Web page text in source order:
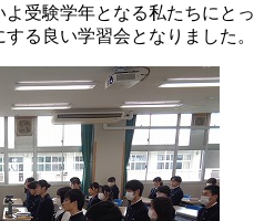
受験学年となる私たちにとっ
る良い学習会となりました。